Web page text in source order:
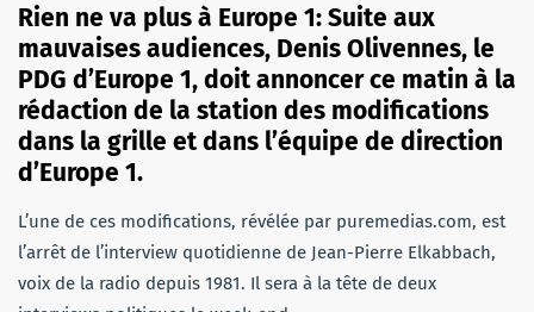
Rien ne va plus à Europe 1: Suite aux
mauvaises audiences, Denis Olivennes, le
PDG d’Europe 1, doit annoncer ce matin à la
rédaction de la station des modifications
dans la grille et dans l’équipe de direction
d’Europe 1.
L’une de ces modifications, révélée par puremedias.com, est
l’arrêt de l’interview quotidienne de Jean-Pierre Elkabbach,
voix de la radio depuis 1981. Il sera à la tête de deux